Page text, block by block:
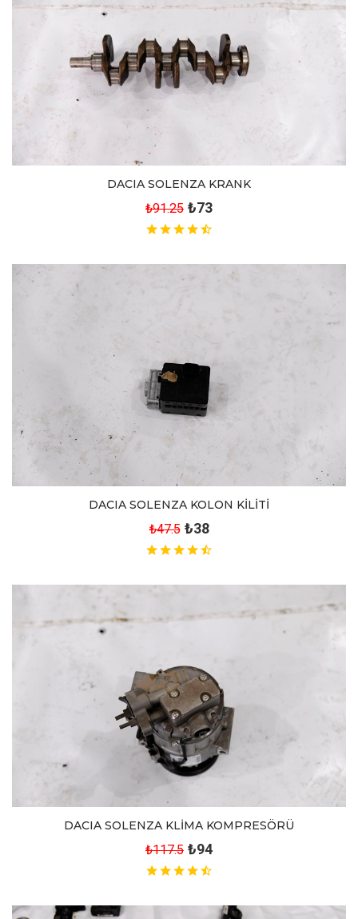
DACIA SOLENZA KRANK
₺91.25 ₺73
DACIA SOLENZA KOLON KİLİTİ
₺47.5 ₺38
DACIA SOLENZA KLİMA KOMPRESÖRÜ
₺117.5 ₺94